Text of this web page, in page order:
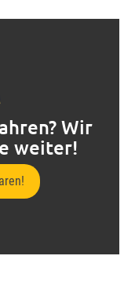
Wir
weiter!